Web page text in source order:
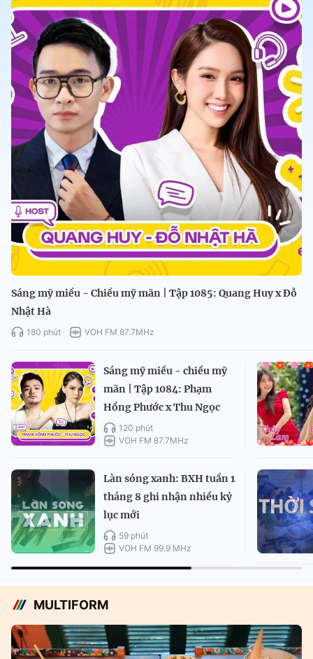
Sáng mỹ miều - Chiều mỹ mãn | Tập 1085: Quang Huy x Đỗ
Nhật Hà
180 phút VOH FM 87.7MHz
Sáng mỹ miều - chiều mỹ
mãn | Tập 1084: Phạm
Hồng Phước x Thu Ngọc
120 phút
VOH FM 87.7MHz
Làn sóng xanh: BXH tuần 1
tháng 8 ghi nhận nhiều kỷ
lục mới
59 phút
VOH FM 99.9 MHz
MULTIFORM